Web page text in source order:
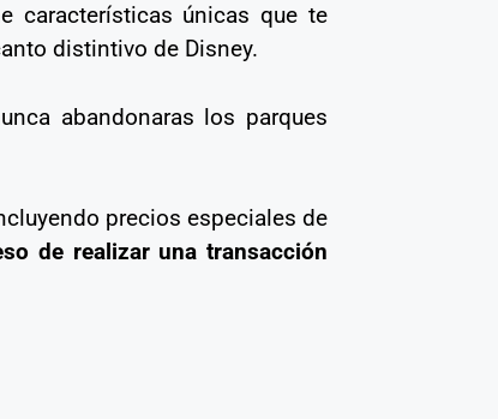
características únicas que te
distintivo de Disney.
abandonaras los parques
precios especiales de
de realizar una transacción